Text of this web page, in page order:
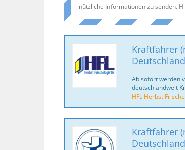
nützliche Informationen zu senden.
Kraftfahrer
Deutschland
Ab sofort werden
deutschlandweit
HFL Herbst
Kraftfahrer
Deutschland